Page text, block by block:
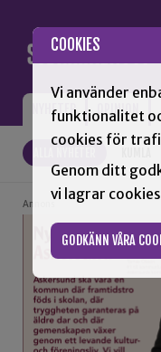
COOKIES
Vi använder
funktionalitet
cookies för
Genom ditt
vi lagrar
GODKÄNN VÅRA
NYHETER OPINION
Annons